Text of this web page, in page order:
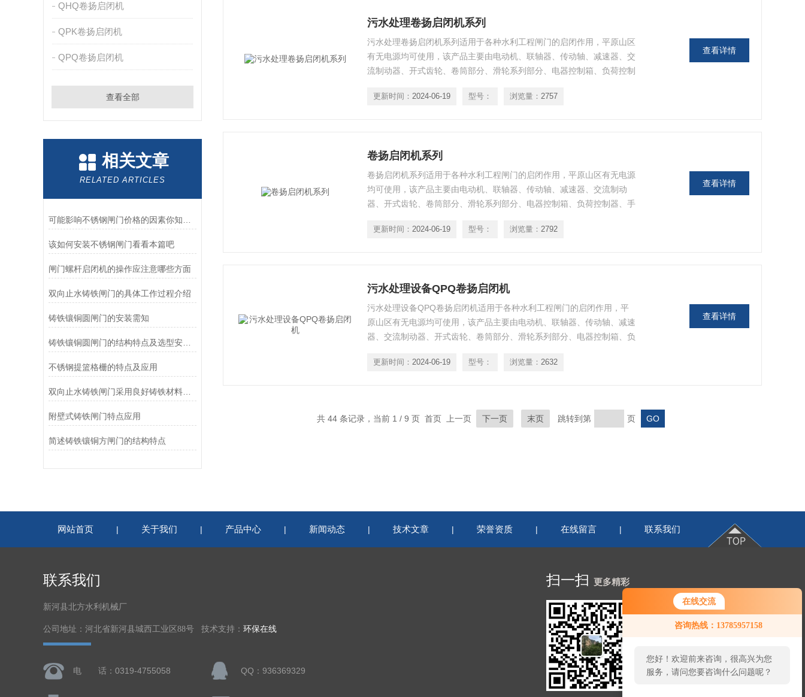
在线交流
咨询热线：13785957158
您好！欢迎前来咨询，很高兴为您
服务，请问您要咨询什么问题呢？
QHQ卷扬启闭机
QPK卷扬启闭机
QPQ卷扬启闭机
查看全部
相关文章
RELATED ARTICLES
该如何安装不锈钢闸门看看本篇吧
闸门螺杆启闭机的操作应注意哪些方面
双向止水铸铁闸门的具体工作过程介绍
铸铁镶铜圆闸门的安装需知
铸铁镶铜圆闸门的结构特点及选型安装方式
不锈钢提篮格栅的特点及应用
双向止水铸铁闸门采用良好铸铁材料制造
附壁式铸铁闸门特点应用
简述铸铁镶铜方闸门的结构特点
污水处理卷扬启闭机系列
污水处理卷扬启闭机系列适用于各种水利工程闸门的启闭作用，平原山区
有无电源均可使用，该产品主要由电动机、联轴器、传动轴、减速器、交
流制动器、开式齿轮、卷筒部分、滑轮系列部分、电器控制箱、负荷控制
修方便，设计合理。
更新时间： 2024-06-19 型号： 浏览量： 2757
查看详情
卷扬启闭机系列
卷扬启闭机系列适用于各种水利工程闸门的启闭作用，平原山区有无电源
均可使用，该产品主要由电动机、联轴器、传动轴、减速器、交流制动
器、开式齿轮、卷筒部分、滑轮系列部分、电器控制箱、负荷控制器、手
便，设计合理。
更新时间： 2024-06-19 型号： 浏览量： 2792
查看详情
污水处理设备QPQ卷扬启闭机
污水处理设备QPQ卷扬启闭机适用于各种水利工程闸门的启闭作用，平
原山区有无电源均可使用，该产品主要由电动机、联轴器、传动轴、减速
器、交流制动器、开式齿轮、卷筒部分、滑轮系列部分、电器控制箱、负
安装维修方便，设计合理。
更新时间： 2024-06-19 型号： 浏览量： 2632
查看详情
共 44 条记录，当前 1 / 9 页 首页 上一页 下一页 末页 跳转到第 页
网站首页 | 关于我们 | 产品中心 | 新闻动态 | 技术文章 | 荣誉资质 | 在线留言 | 联系我们
联系我们
新河县北方水利机械厂
公司地址：河北省新河县城西工业区88号 技术支持： 环保在线
电 话：0319-4755058 QQ：936369329
扫一扫 更多精彩